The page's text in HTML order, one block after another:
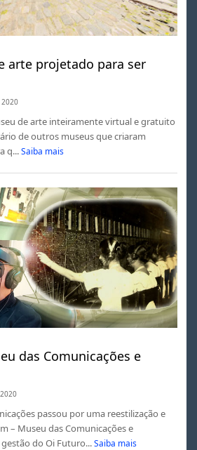
arte projetado para ser
de arte inteiramente virtual e gratuito
de outros museus que criaram
q... Saiba mais
das Comunicações e
passou por uma reestilização e
– Museu das Comunicações e
do Oi Futuro... Saiba mais